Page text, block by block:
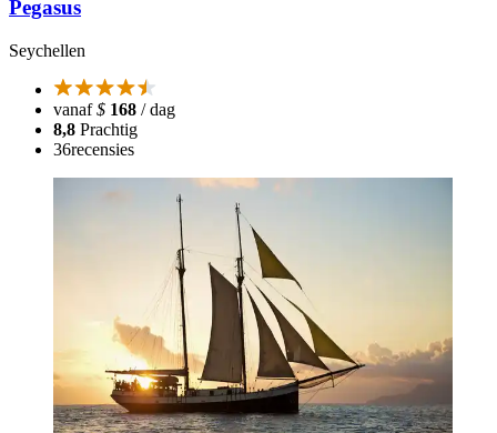
Pegasus
Seychellen
vanaf$ 168 / dag
8,8 Prachtig
36recensies